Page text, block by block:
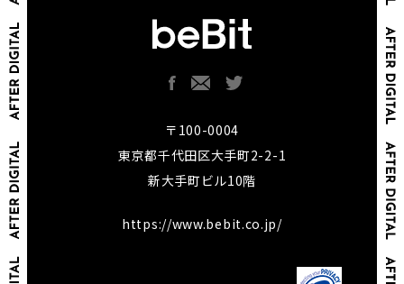
〒100-0004
東京都千代田区大手町2-2-1
新大手町ビル10階
https://www.bebit.co.jp/